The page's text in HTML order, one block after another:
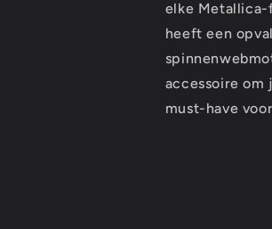
elke Metallica-
heeft een
accessoire om
must-have